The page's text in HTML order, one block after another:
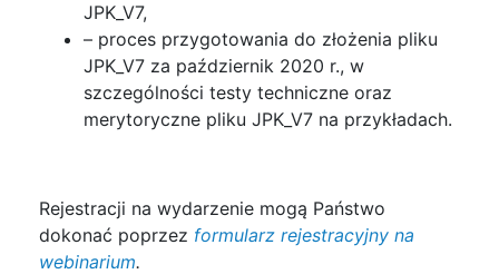
JPK_V7,
– proces przygotowania do złożenia pliku
JPK_V7 za październik 2020 r., w
szczególności testy techniczne oraz
merytoryczne pliku JPK_V7 na przykładach.
Rejestracji na wydarzenie mogą Państwo
dokonać poprzez formularz rejestracyjny na
webinarium.